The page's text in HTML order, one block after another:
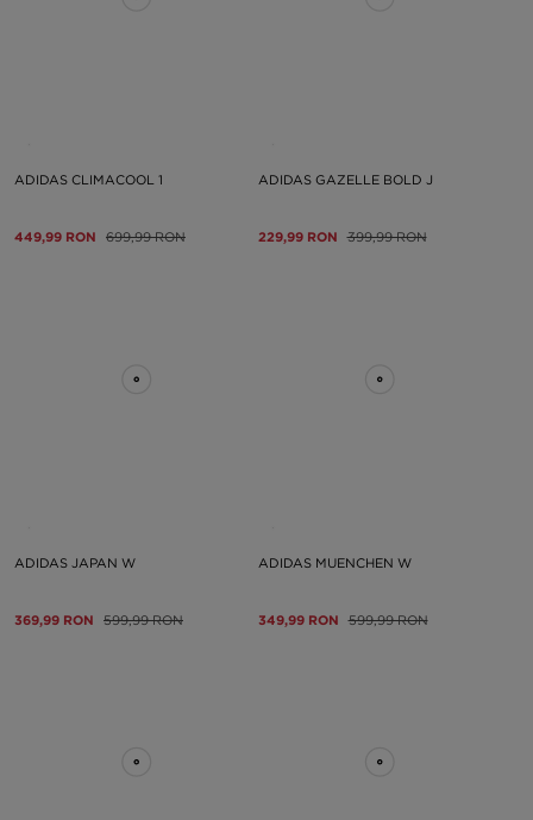
ADIDAS CLIMACOOL 1
449,99 RON 699,99 RON
ADIDAS GAZELLE BOLD J
229,99 RON 399,99 RON
ADIDAS JAPAN W
369,99 RON 599,99 RON
ADIDAS MUENCHEN W
349,99 RON 599,99 RON